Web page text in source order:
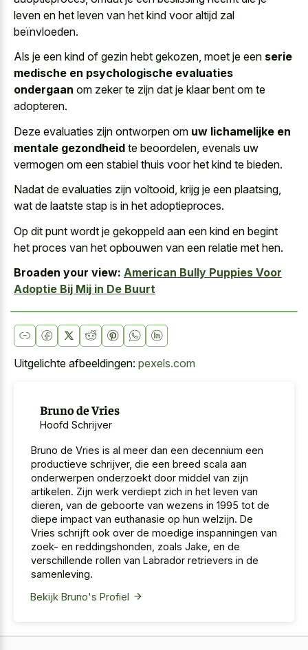
leven en het leven van het kind voor altijd zal
beïnvloeden.
Als je een kind of gezin hebt gekozen, moet je een serie
medische en psychologische evaluaties
ondergaan om zeker te zijn dat je klaar bent om te
adopteren.
Deze evaluaties zijn ontworpen om uw lichamelijke en
mentale gezondheid te beoordelen, evenals uw
vermogen om een stabiel thuis voor het kind te bieden.
Nadat de evaluaties zijn voltooid, krijg je een plaatsing,
wat de laatste stap is in het adoptieproces.
Op dit punt wordt je gekoppeld aan een kind en begint
het proces van het opbouwen van een relatie met hen.
Broaden your view: American Bully Puppies Voor
Adoptie Bij Mij in De Buurt
Uitgelichte afbeeldingen: pexels.com
Bruno de Vries
Hoofd Schrijver
Bruno de Vries is al meer dan een decennium een
productieve schrijver, die een breed scala aan
onderwerpen onderzoekt door middel van zijn
artikelen. Zijn werk verdiept zich in het leven van
dieren, van de geboorte van wezens in 1995 tot de
diepe impact van euthanasie op hun welzijn. De
Vries schrijft ook over de moedige inspanningen van
zoek- en reddingshonden, zoals Jake, en de
verschillende rollen van Labrador retrievers in de
samenleving.
Bekijk Bruno's Profiel